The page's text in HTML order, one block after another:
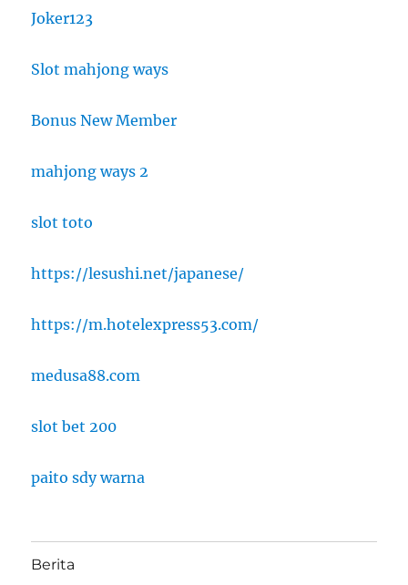
Joker123
Slot mahjong ways
Bonus New Member
mahjong ways 2
slot toto
https://lesushi.net/japanese/
https://m.hotelexpress53.com/
medusa88.com
slot bet 200
paito sdy warna
Berita